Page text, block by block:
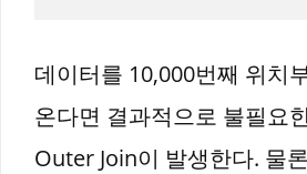
데이터를 10,000번째 위치
온다면 결과적으로 불필요
Outer Join이 발생한다. 물